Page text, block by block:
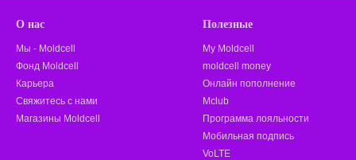
О нас
Мы - Moldcell
Фонд Moldcell
Карьера
Свяжитесь с нами
Магазины Moldcell
Полезные
My Moldcell
moldcell money
Онлайн пополнение
Mclub
Программа лояльности
Мобильная подпись
VoLTE